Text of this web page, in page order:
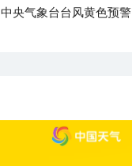
​中央气象台台风黄色预警